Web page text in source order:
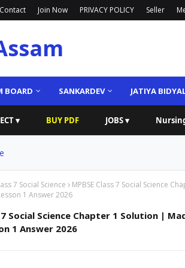
Contact Join Now PRIVACY POLICY Seller
BOARD SANKARDEV JATIYA
▾ BUY PDF JOBS ▾
7 Social Science
MPBSE Class 7 Social Science
1 Answer 2026
7 Social Science Chapter 1 Solution |
1 Answer 2026